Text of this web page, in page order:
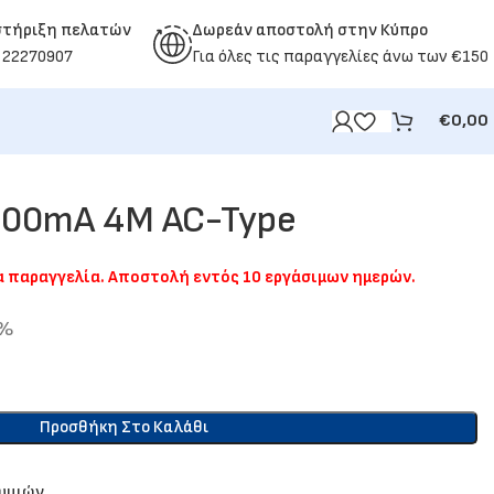
πελατών
Δωρεάν αποστολή στην Κύπρο
Για όλες τις παραγγελίες άνω των €150
€0,00
4M AC-Type
παραγγελία. Αποστολή εντός 10 εργάσιμων ημερών.
Προσθήκη Στο Καλάθι